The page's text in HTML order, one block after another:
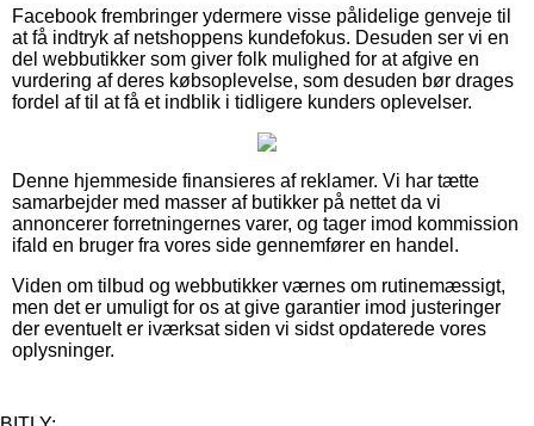
Facebook frembringer ydermere visse pålidelige genveje til
at få indtryk af netshoppens kundefokus. Desuden ser vi en
del webbutikker som giver folk mulighed for at afgive en
vurdering af deres købsoplevelse, som desuden bør drages
fordel af til at få et indblik i tidligere kunders oplevelser.
Denne hjemmeside finansieres af reklamer. Vi har tætte
samarbejder med masser af butikker på nettet da vi
annoncerer forretningernes varer, og tager imod kommission
ifald en bruger fra vores side gennemfører en handel.
Viden om tilbud og webbutikker værnes om rutinemæssigt,
men det er umuligt for os at give garantier imod justeringer
der eventuelt er iværksat siden vi sidst opdaterede vores
oplysninger.